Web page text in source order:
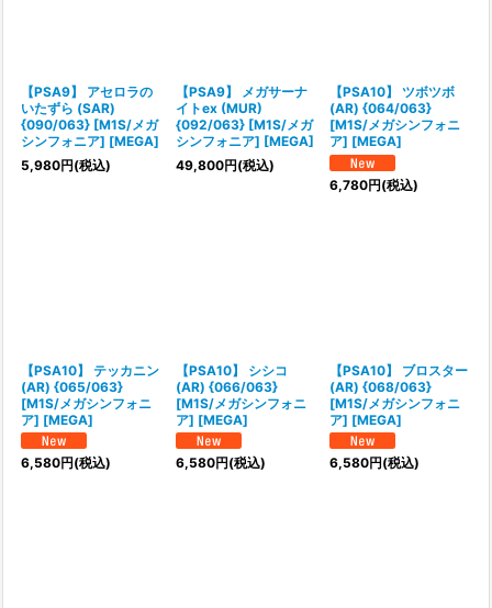
【PSA9】 アセロラの
いたずら (SAR)
{090/063} [M1S/メガ
シンフォニア] [MEGA]
5,980円(税込)
【PSA9】 メガサーナ
イトex (MUR)
{092/063} [M1S/メガ
シンフォニア] [MEGA]
49,800円(税込)
【PSA10】 ツボツボ
(AR) {064/063}
[M1S/メガシンフォニ
ア] [MEGA]
6,780円(税込)
【PSA10】 テッカニン
(AR) {065/063}
[M1S/メガシンフォニ
ア] [MEGA]
6,580円(税込)
【PSA10】 シシコ
(AR) {066/063}
[M1S/メガシンフォニ
ア] [MEGA]
6,580円(税込)
【PSA10】 ブロスター
(AR) {068/063}
[M1S/メガシンフォニ
ア] [MEGA]
6,580円(税込)